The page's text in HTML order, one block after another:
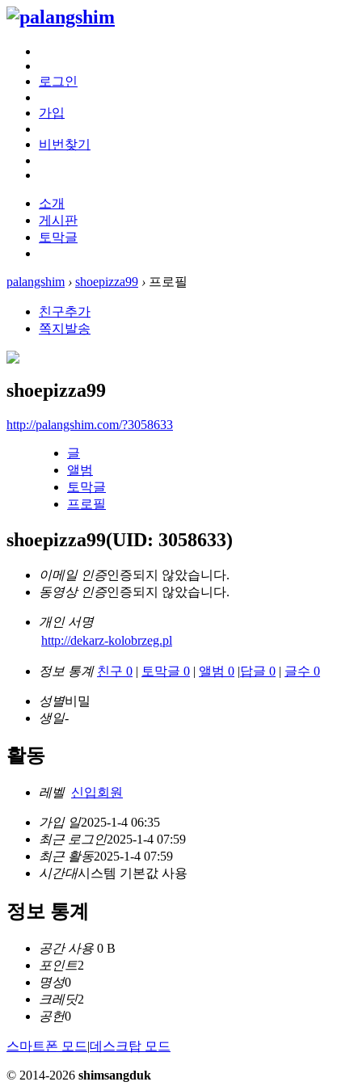
로그인
가입
비번찾기
소개
게시판
토막글
palangshim › shoepizza99 › 프로필
친구추가
쪽지발송
shoepizza99
http://palangshim.com/?3058633
글
앨범
토막글
프로필
shoepizza99(UID: 3058633)
이메일 인증인증되지 않았습니다.
동영상 인증인증되지 않았습니다.
개인 서명
http://dekarz-kolobrzeg.pl
정보 통계 친구 0 | 토막글 0 | 앨범 0 |답글 0 | 글수 0
성별비밀
생일-
활동
레벨 신입회원
가입 일2025-1-4 06:35
최근 로그인2025-1-4 07:59
최근 활동2025-1-4 07:59
시간대시스템 기본값 사용
정보 통계
공간 사용 0 B
포인트2
명성0
크레딧2
공헌0
스마트폰 모드|데스크탑 모드
© 2014-2026 shimsangduk